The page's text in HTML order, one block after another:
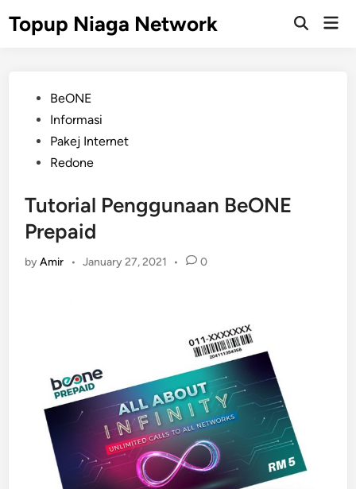
Topup Niaga Network
Open
PostedBeONE
Informasi
Pakej Internet
Redone
Tutorial Penggunaan BeONE
Prepaid
byAmir • January 27, 2021 • 0